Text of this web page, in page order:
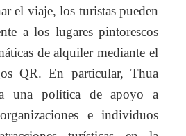
el viaje, los turistas pueden
a los lugares pintorescos
de alquiler mediante el
QR. En particular, Thua
una política de apoyo a
e individuos